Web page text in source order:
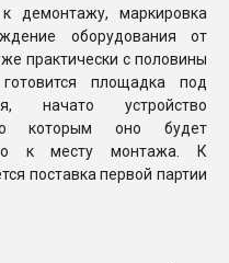
демонтажу, маркировка
оборудования от
практически с половины
площадка под
начато устройство
которым оно будет
к месту монтажа. К
поставка первой партии